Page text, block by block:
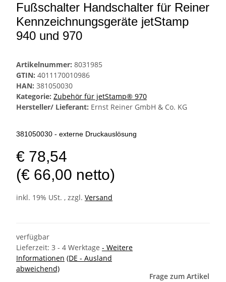
Fußschalter Handschalter für Reiner
Kennzeichnungsgeräte jetStamp
940 und 970
Artikelnummer: 8031985
GTIN: 4011170010986
HAN: 381050030
Kategorie: Zubehör für jetStamp® 970
Hersteller/ Lieferant: Ernst Reiner GmbH & Co. KG
381050030 - externe Druckauslösung
€ 78,54
(€ 66,00 netto)
inkl. 19% USt. , zzgl. Versand
verfügbar
Lieferzeit: 3 - 4 Werktage - Weitere
Informationen (DE - Ausland
abweichend)
Frage zum Artikel